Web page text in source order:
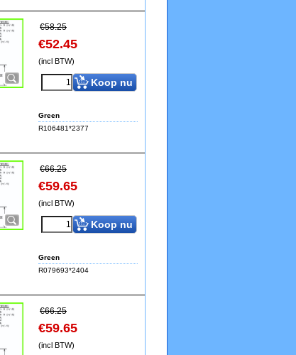
€58.25
€52.45
(incl BTW)
Koop nu
Green
R106481*2377
€66.25
€59.65
(incl BTW)
Koop nu
Green
R079693*2404
€66.25
€59.65
(incl BTW)